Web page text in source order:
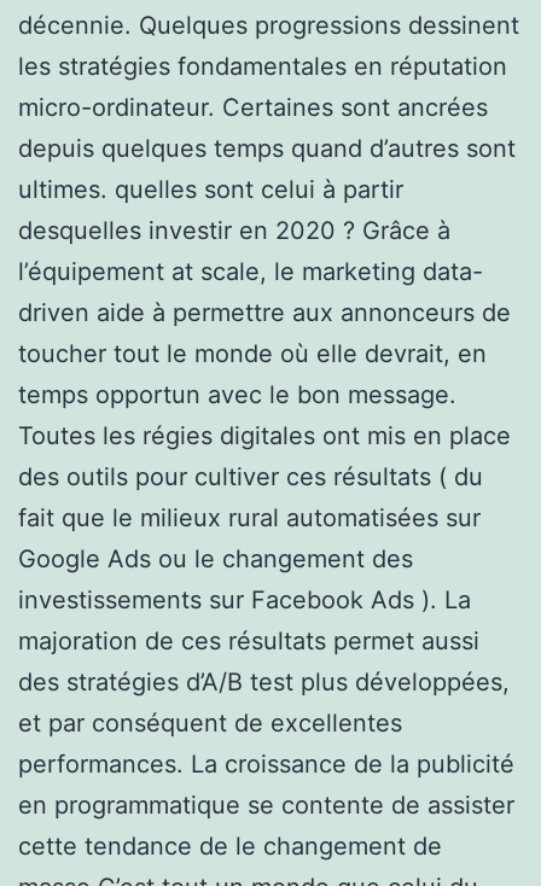
décennie. Quelques progressions dessinent
les stratégies fondamentales en réputation
micro-ordinateur. Certaines sont ancrées
depuis quelques temps quand d’autres sont
ultimes. quelles sont celui à partir
desquelles investir en 2020 ? Grâce à
l’équipement at scale, le marketing data-
driven aide à permettre aux annonceurs de
toucher tout le monde où elle devrait, en
temps opportun avec le bon message.
Toutes les régies digitales ont mis en place
des outils pour cultiver ces résultats ( du
fait que le milieux rural automatisées sur
Google Ads ou le changement des
investissements sur Facebook Ads ). La
majoration de ces résultats permet aussi
des stratégies d’A/B test plus développées,
et par conséquent de excellentes
performances. La croissance de la publicité
en programmatique se contente de assister
cette tendance de le changement de